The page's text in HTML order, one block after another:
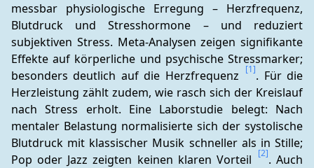
messbar physiologische Erregung – Herzfrequenz,
Blutdruck und Stresshormone – und reduziert
subjektiven Stress. Meta-Analysen zeigen signifikante
Effekte auf körperliche und psychische Stressmarker;
besonders deutlich auf die Herzfrequenz
[1]. Für die
Herzleistung zählt zudem, wie rasch sich der Kreislauf
nach Stress erholt. Eine Laborstudie belegt: Nach
mentaler Belastung normalisierte sich der systolische
Blutdruck mit klassischer Musik schneller als in Stille;
Pop oder Jazz zeigten keinen klaren Vorteil
[2]. Auch